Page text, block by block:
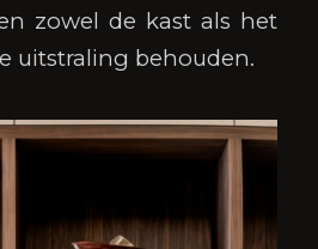
zowel de kast als het
uitstraling behouden.